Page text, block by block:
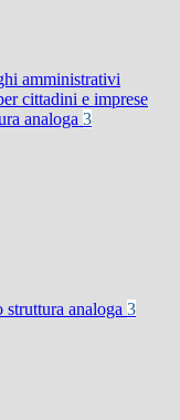
amministrativi
cittadini e imprese
analoga 3
analoga 3